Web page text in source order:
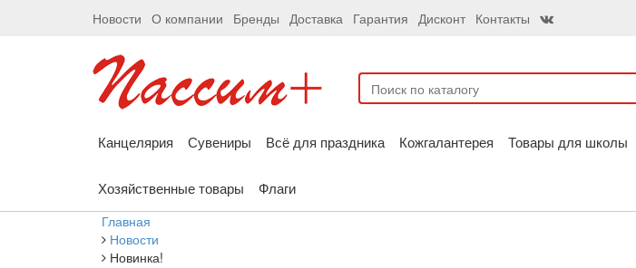
Новости О компании Бренды Доставка Гарантия Дисконт Контакты
Канцелярия Сувениры Всё для праздника Кожгалантерея Товары для школы
Хозяйственные товары Флаги
Главная
Новости
Новинка!